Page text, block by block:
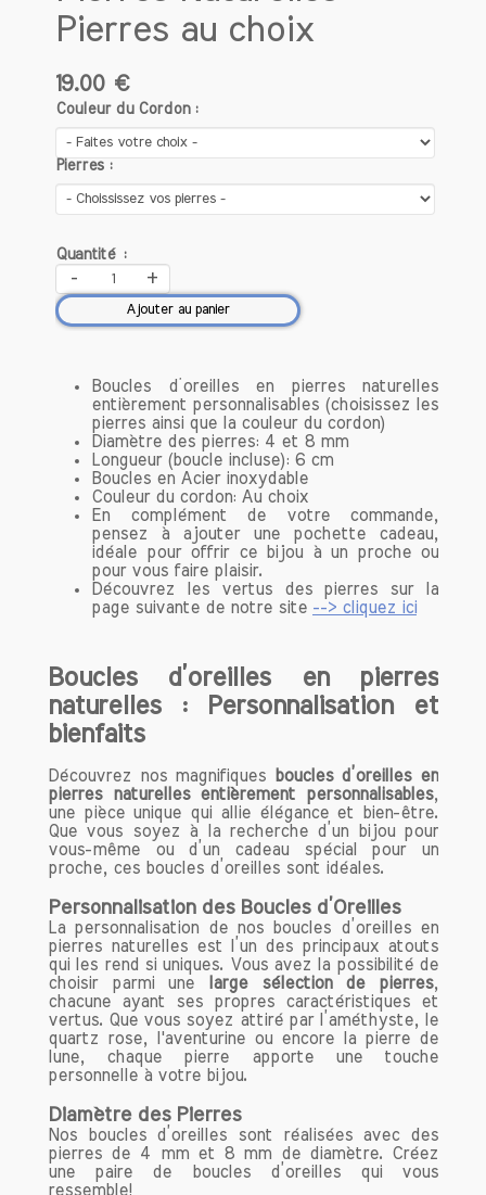
l'abondance et le pouvoir. Les bijoux en
citrine étaient souvent offerts en
familiaux.
Aujourd'hui, la citrine est toujours
prisée pour ses propriétés bénéfiques et
Cette pierre aurait la capacité de
d’esprit et de favoriser la confiance en
soi. En plus de ses vertus spirituelles, la
citrine est également un choix populaire
pour des bijoux modernes, allant des
n'importe quelle tenue.
Que ce soit pour ses qualités
esthétiques ou ses bienfaits spirituels, la
citrine continue d’enchanter et de
fasciner, prouvant ainsi qu'elle demeure
une pierre précieuse intemporelle dans
l'univers de la joaillerie et du bien-être.
Origine et Composition de la Citrine
La citrine est une variété de quartz qui
tire son nom de la couleur jaune des
citrons. Elle se forme dans un
souvent dans des roches magmatiques
et métamorphiques. Les principaux
gisements de citrine se trouvent au
Brésil, en Espagne, en Russie, et en
France. Le Brésil est particulièrement
connu pour produire des citrines de
haute qualité, qui présentent des
couleurs allant du jaune clair au jaune
foncé, parfois même avec des nuances
orangées.
Composition
Sur le plan chimique, la citrine est
comme toutes les variétés de quartz. La
couleur jaune de la citrine est due à la
présence d'impuretés de fer dans sa
structure cristalline. Cette impureté est
Pierres au choix
19.00 €
Couleur du Cordon :
Pierres :
Quantité :
- +
Ajouter au panier
Boucles d’oreilles en pierres naturelles
entièrement personnalisables (choisissez les
pierres ainsi que la couleur du cordon)
Diamètre des pierres: 4 et 8 mm
Longueur (boucle incluse): 6 cm
Boucles en Acier inoxydable
Couleur du cordon: Au choix
En complément de votre commande,
pensez à ajouter une pochette cadeau,
idéale pour offrir ce bijou à un proche ou
pour vous faire plaisir.
Découvrez les vertus des pierres sur la
page suivante de notre site --> cliquez ici
Boucles d’oreilles en pierres
naturelles : Personnalisation et
bienfaits
Découvrez nos magnifiques
boucles d’oreilles en
pierres naturelles entièrement personnalisables,
une pièce unique qui allie élégance et bien-être.
Que vous soyez à la recherche d’un bijou pour
vous-même ou d’un cadeau spécial pour un
proche, ces boucles d’oreilles sont idéales.
Personnalisation des Boucles d’Oreilles
La personnalisation de nos boucles d’oreilles en
pierres naturelles est l’un des principaux atouts
qui les rend si uniques. Vous avez la possibilité de
choisir parmi une
large sélection de pierres,
chacune ayant ses propres caractéristiques et
vertus. Que vous soyez attiré par l’améthyste, le
quartz rose, l'aventurine ou encore la pierre de
lune, chaque pierre apporte une touche
personnelle à votre bijou.
Diamètre des Pierres
Nos boucles d’oreilles sont réalisées avec des
pierres de 4 mm et 8 mm de diamètre. Créez
une paire de boucles d’oreilles qui vous
ressemble!